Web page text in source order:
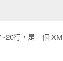
行，是一個